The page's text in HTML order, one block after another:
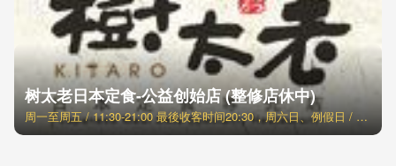
树太老日本定食-公益创始店 (整修店休中)
周一至周五 / 11:30-21:00 最後收客时间20:30，周六日、例假日 / 11:00-21:30 最後收客时间21:00